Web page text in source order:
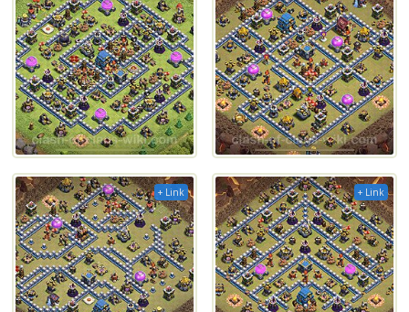
+ Link + Link